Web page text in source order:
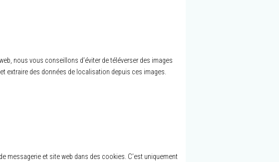
nous vous conseillons d’éviter de téléverser des images
extraire des données de localisation depuis ces images.
messagerie et site web dans des cookies. C’est uniquement